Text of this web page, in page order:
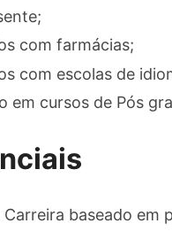
com farmácias;
com escolas de
em cursos de Pós
Carreira baseado em